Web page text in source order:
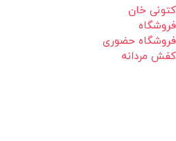
کتونی خان
فروشگاه
فروشگاه حضوری
کفش مردانه